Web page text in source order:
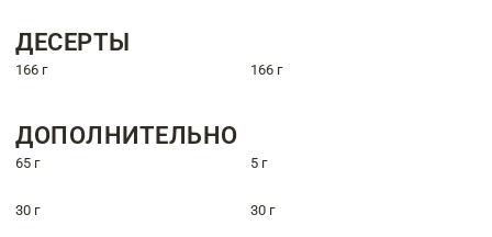
ДЕСЕРТЫ
166 г 166 г
ДОПОЛНИТЕЛЬНО
65 г 5 г
30 г 30 г